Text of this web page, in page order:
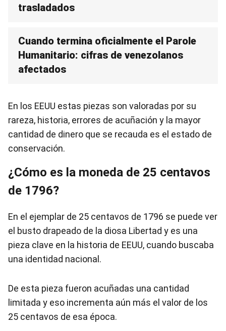
trasladados
Cuando termina oficialmente el Parole
Humanitario: cifras de venezolanos
afectados
En los EEUU estas piezas son valoradas por su
rareza, historia, errores de acuñación y la mayor
cantidad de dinero que se recauda es el estado de
conservación.
¿Cómo es la moneda de 25 centavos
de 1796?
En el ejemplar de 25 centavos de 1796 se puede ver
el busto drapeado de la diosa Libertad y es una
pieza clave en la historia de EEUU, cuando buscaba
una identidad nacional.
De esta pieza fueron acuñadas una cantidad
limitada y eso incrementa aún más el valor de los
25 centavos de esa época.